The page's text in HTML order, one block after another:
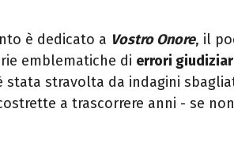
è dedicato a Vostro Onore, il
emblematiche di errori
stata stravolta da indagini
a trascorrere anni - se